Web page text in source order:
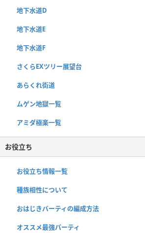
地下水道D
地下水道E
地下水道F
さくらEXツリー展望台
あらくれ街道
ムゲン地獄一覧
アミダ極楽一覧
お役立ち
お役立ち情報一覧
種族相性について
おはじきバーティの編成方法
オススメ最強パーティ